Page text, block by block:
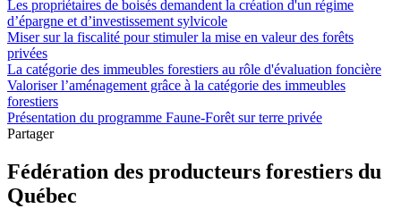
Les propriétaires de boisés demandent la création d'un régime
d’épargne et d’investissement sylvicole
Miser sur la fiscalité pour stimuler la mise en valeur des forêts
privées
La catégorie des immeubles forestiers au rôle d'évaluation foncière
Valoriser l’aménagement grâce à la catégorie des immeubles
forestiers
Présentation du programme Faune-Forêt sur terre privée
Partager
Fédération des producteurs forestiers du
Québec